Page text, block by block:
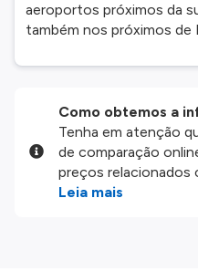
aeroportos próximos da
também nos próximos de
Como obtemos a
Tenha em atenção
de comparação
preços relacionados
produtos disponíveis
Leia mais